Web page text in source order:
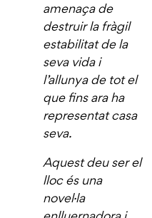
amenaça de
destruir la fràgil
estabilitat de la
seva vida i
l’allunya de tot el
que fins ara ha
representat casa
seva.
Aquest deu ser el
lloc és una
novel·la